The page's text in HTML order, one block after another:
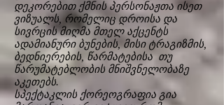
დეკორებით ქმნის პერსონაჟთა ისეთ
ვიზუალს, რომელიც დროისა და
სივრცის მიღმა მთელ აქცენტს
ადამიანური ბუნების, მისი ტრაგიზმის,
ბედნიერების, წარმატებისა თუ
წარუმატებლობის მნიშვნელობაზე
აკეთებს.
სპექტაკლის ქორეოგრაფია გია